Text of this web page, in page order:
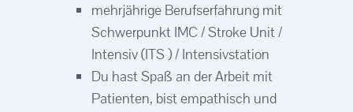
mehrjährige Berufserfahrung mit
Schwerpunkt IMC / Stroke Unit /
Intensiv (ITS ) / Intensivstation
Du hast Spaß an der Arbeit mit
Patienten, bist empathisch und